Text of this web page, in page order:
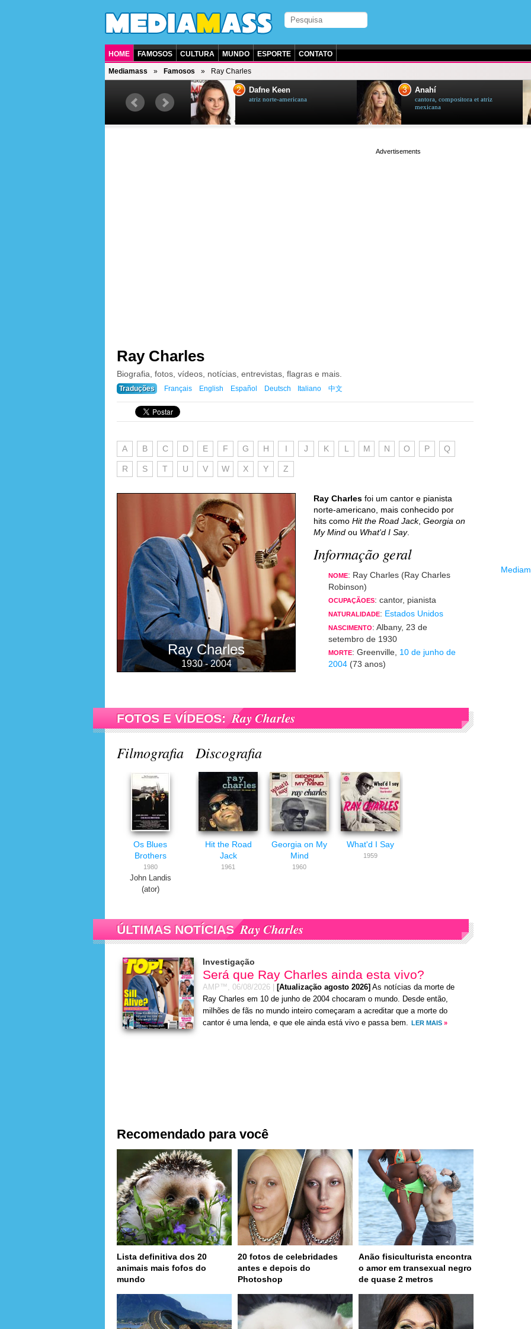
HOME FAMOSOS CULTURA MUNDO ESPORTE CONTATO
Mediamass Famosos Ray Charles
2 Dafne Keen
atriz norte-americana
3 Anahí
cantora, compositora et atriz
mexicana
Ray Charles
Biografia, fotos, vídeos, notícias, entrevistas, flagras e mais.
Traduções Français English Español Deutsch Italiano 中文
A B C D E F G H I J K L M N O P Q
R S T U V W X Y Z
Ray Charles
1930 - 2004
Ray Charles foi um cantor e pianista
norte-americano, mais conhecido por
hits como Hit the Road Jack, Georgia on
My Mind ou What'd I Say.
Informação geral
NOME: Ray Charles (Ray Charles
Robinson)
OCUPAÇÃOES: cantor, pianista
NATURALIDADE: Estados Unidos
NASCIMENTO: Albany, 23 de
setembro de 1930
MORTE: Greenville, 10 de junho de
2004 (73 anos)
FOTOS E VÍDEOS: Ray Charles
Filmografia
Os Blues
Brothers
1980
John Landis
(ator)
Discografia
Hit the Road
Jack
1961
Georgia on My
Mind
1960
What'd I Say
1959
ÚLTIMAS NOTÍCIAS Ray Charles
Investigação
Será que Ray Charles ainda esta vivo?
AMP™, 06/08/2026 [Atualização agosto 2026] As notícias da morte de
Ray Charles em 10 de junho de 2004 chocaram o mundo. Desde então,
milhões de fãs no mundo inteiro começaram a acreditar que a morte do
cantor é uma lenda, e que ele ainda está vivo e passa bem. LER MAIS »
Recomendado para você
Lista definitiva dos 20
animais mais fofos do
mundo
20 fotos de celebridades
antes e depois do
Photoshop
Anão fisiculturista encontra
o amor em transexual negro
de quase 2 metros